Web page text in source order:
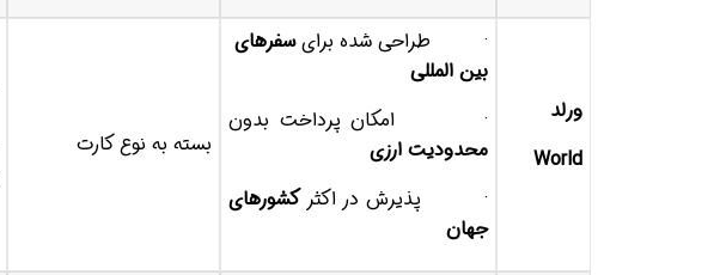
ورلد
World
· طراحی شده برایسفرهای
بین المللی
· امکان پرداخت بدون
محدودیت ارزی
· پذیرش در اکثرکشورهای
جهان
بسته به نوع کارت